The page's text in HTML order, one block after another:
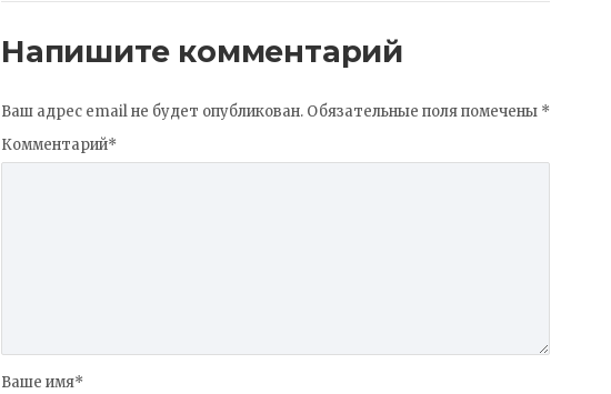
Напишите комментарий
Ваш адрес email не будет опубликован. Обязательные поля помечены *
Комментарий*
Ваше имя*